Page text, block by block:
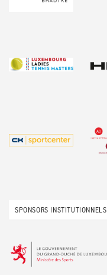
SPONSORS INSTITUTIONNELS